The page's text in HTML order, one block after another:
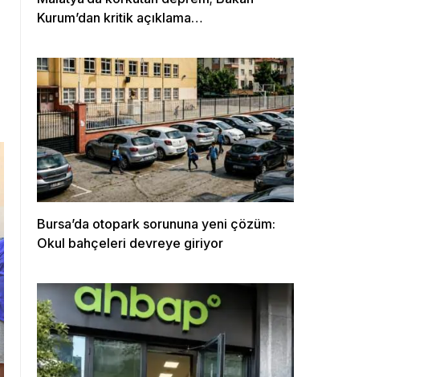
Kurum’dan kritik açıklama…
Bursa’da otopark sorununa yeni çözüm:
Okul bahçeleri devreye giriyor